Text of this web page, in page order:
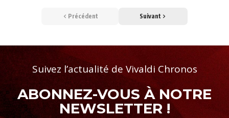
Précédent Suivant
Suivez l’actualité de Vivaldi Chronos
ABONNEZ-VOUS À NOTRE
NEWSLETTER !